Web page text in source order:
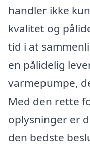
handler ikke
kvalitet og
tid i at
en pålidelig
varmepumpe,
Med den rette
oplysninger er
den bedste